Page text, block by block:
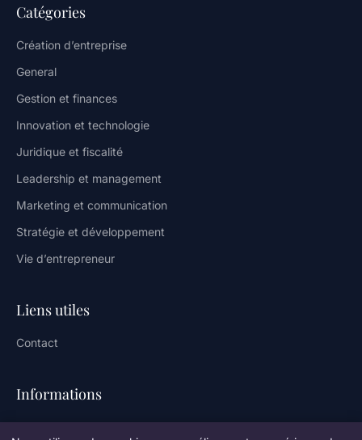
Catégories
Création d’entreprise
General
Gestion et finances
Innovation et technologie
Juridique et fiscalité
Leadership et management
Marketing et communication
Stratégie et développement
Vie d’entrepreneur
Liens utiles
Contact
Informations
Plan du site